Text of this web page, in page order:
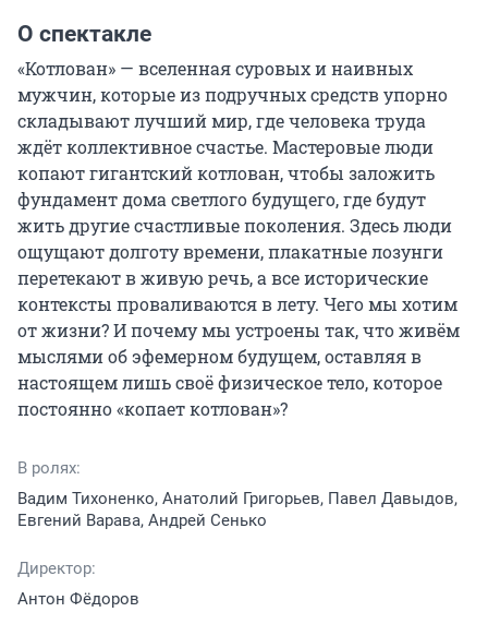
О спектакле
«Котлован» — вселенная суровых и наивных
мужчин, которые из подручных средств упорно
складывают лучший мир, где человека труда
ждёт коллективное счастье. Мастеровые люди
копают гигантский котлован, чтобы заложить
фундамент дома светлого будущего, где будут
жить другие счастливые поколения. Здесь люди
ощущают долготу времени, плакатные лозунги
перетекают в живую речь, а все исторические
контексты проваливаются в лету. Чего мы хотим
от жизни? И почему мы устроены так, что живём
мыслями об эфемерном будущем, оставляя в
настоящем лишь своё физическое тело, которое
постоянно «копает котлован»?
В ролях:
Вадим Тихоненко, Анатолий Григорьев, Павел Давыдов,
Евгений Варава, Андрей Сенько
Директор:
Антон Фёдоров